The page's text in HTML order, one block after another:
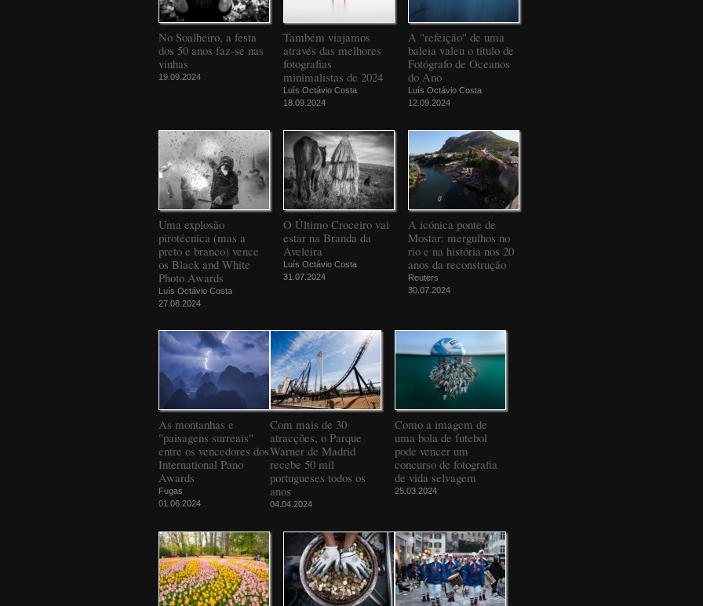
No Soalheiro, a festa
dos 50 anos faz-se nas
vinhas
19.09.2024
Também viajamos
através das melhores
fotografias
minimalistas de 2024
Luís Octávio Costa
18.09.2024
A "refeição" de uma
baleia valeu o título de
Fotógrafo de Oceanos
do Ano
Luís Octávio Costa
12.09.2024
Uma explosão
pirotécnica (mas a
preto e branco) vence
os Black and White
Photo Awards
Luís Octávio Costa
27.08.2024
O Último Croceiro vai
estar na Branda da
Aveleira
Luís Octávio Costa
31.07.2024
A icónica ponte de
Mostar: mergulhos no
rio e na história nos 20
anos da reconstrução
Reuters
30.07.2024
As montanhas e
"paisagens surreais"
entre os vencedores dos
International Pano
Awards
Fugas
01.06.2024
Com mais de 30
atracções, o Parque
Warner de Madrid
recebe 50 mil
portugueses todos os
anos
04.04.2024
Como a imagem de
uma bola de futebol
pode vencer um
concurso de fotografia
de vida selvagem
25.03.2024